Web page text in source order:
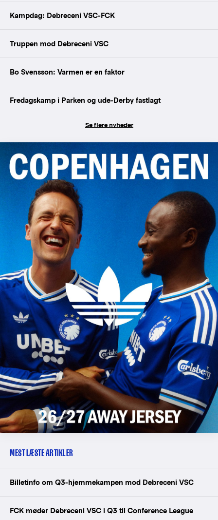
Kampdag: Debreceni VSC-FCK
Truppen mod Debreceni VSC
Bo Svensson: Varmen er en faktor
Fredagskamp i Parken og ude-Derby fastlagt
Se flere nyheder
MEST LÆSTE ARTIKLER
Billetinfo om Q3-hjemmekampen mod Debreceni VSC
FCK møder Debreceni VSC i Q3 til Conference League